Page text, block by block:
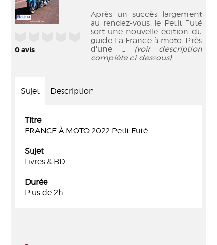
0avis
Après un succès largement
au rendez-vous, le Petit Futé
sort une nouvelle édition du
guide La France à moto. Près
d'une ... (voir description
complète ci-dessous)
Sujet Description
Titre
FRANCE À MOTO 2022 Petit Futé
Sujet
Livres & BD
Durée
Plus de 2h.